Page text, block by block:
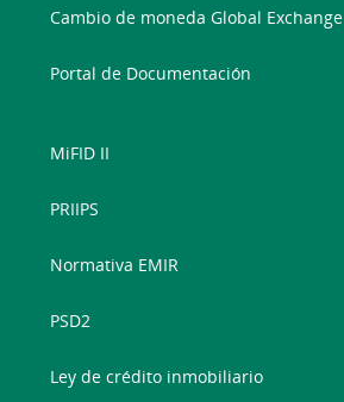
Cambio de moneda Global Exchange
Portal de Documentación
MiFID II
PRIIPS
Normativa EMIR
PSD2
Ley de crédito inmobiliario